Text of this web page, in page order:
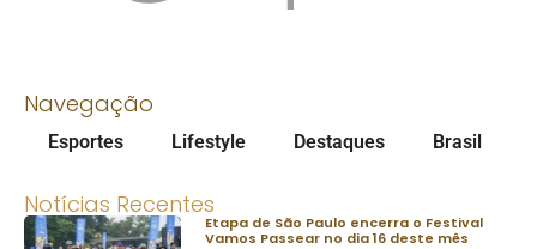
Navegação
Esportes Lifestyle Destaques Brasil
Notícias Recentes
Etapa de São Paulo encerra o Festival
Vamos Passear no dia 16 deste mês